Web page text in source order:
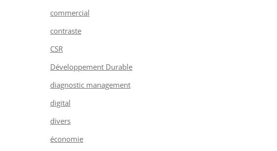
commercial
contraste
CSR
Développement Durable
diagnostic management
digital
divers
économie